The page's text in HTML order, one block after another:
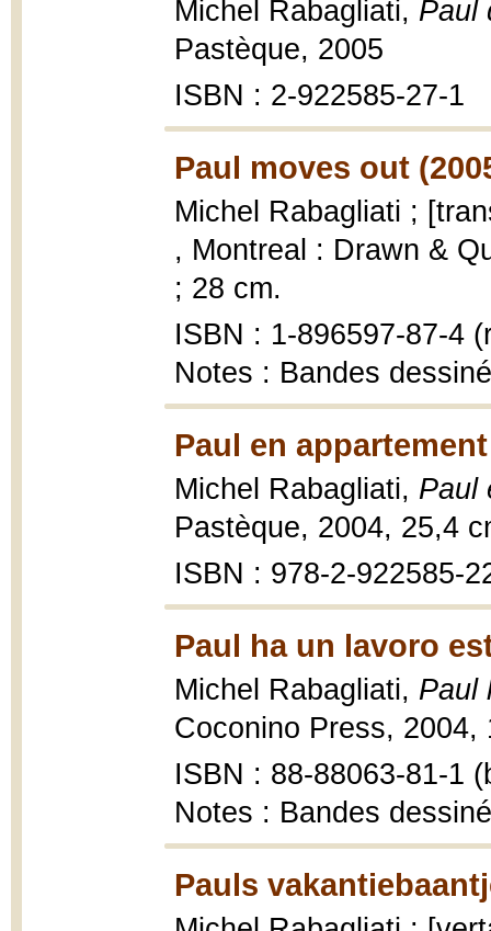
Michel Rabagliati, Paul
Pastèque, 2005
ISBN : 2-922585-27-1
Paul moves out
Michel Rabagliati ;
, Montreal : Drawn &
; 28 cm.
ISBN : 1-896597-87-4
Notes : Bandes
Paul en
Michel Rabagliati, Paul
Pastèque, 2004, 25,4
ISBN : 978-2-922585-
Paul ha un lavoro
Michel Rabagliati, Paul
Coconino Press,
ISBN : 88-88063-81-1
Notes : Bandes
Pauls